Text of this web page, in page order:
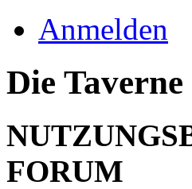
Anmelden
Die
FORUM